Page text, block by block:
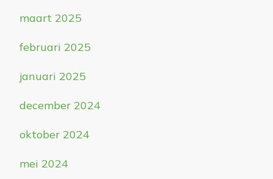
maart 2025
februari 2025
januari 2025
december 2024
oktober 2024
mei 2024